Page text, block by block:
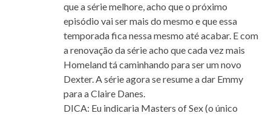
que a série melhore, acho que o próximo
episódio vai ser mais do mesmo e que essa
temporada fica nessa mesmo até acabar. E com
a renovação da série acho que cada vez mais
Homeland tá caminhando para ser um novo
Dexter. A série agora se resume a dar Emmy
para a Claire Danes.
DICA: Eu indicaria Masters of Sex (o único